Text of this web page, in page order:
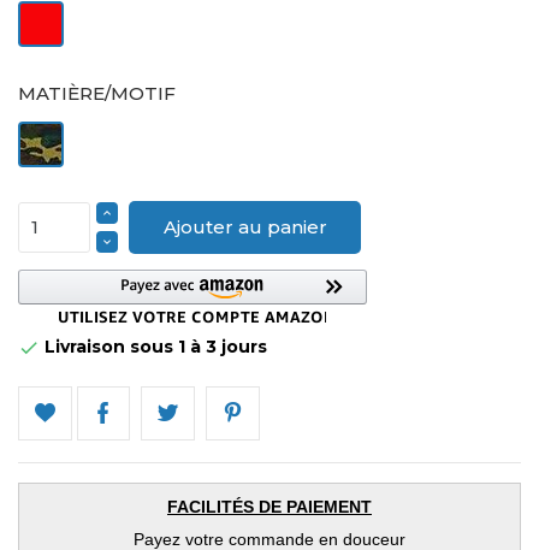
Rouge
MATIÈRE/MOTIF
Camouflage
Ajouter au panier
 Livraison sous 1 à 3 jours
FACILITÉS DE PAIEMENT
Payez votre commande en douceur